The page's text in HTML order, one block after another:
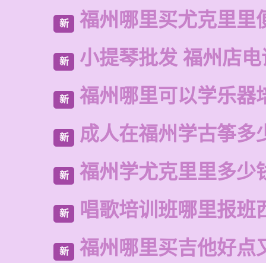
新 福州哪里买尤克里里
新 小提琴批发 福州店
新 福州哪里可以学乐器
新 成人在福州学古筝多
新 福州学尤克里里多少
新 唱歌培训班哪里报班
新 福州哪里买吉他好点